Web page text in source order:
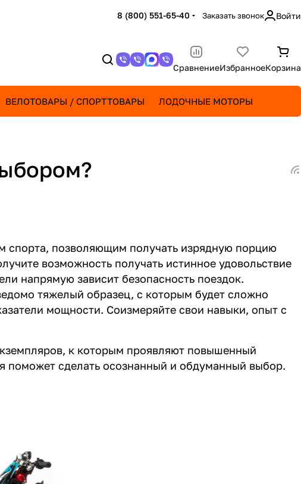
8 (800) 551-65-40 Заказать звонок Войти
СравнениеИзбранноеКорзина
ВЕЛОТОВАРЫ / СПОРТТОВАРЫ ЛОДОЧНЫЕ МОТОРЫ
спорта, позволяющим получать изрядную порцию
возможность получать истинное удовольствие
напрямую зависит безопасность поездок.
тяжелый образец, с которым будет сложно
мощности. Соизмеряйте свои навыки, опыт с
к которым проявляют повышенный
поможет сделать осознанный и обдуманный выбор.